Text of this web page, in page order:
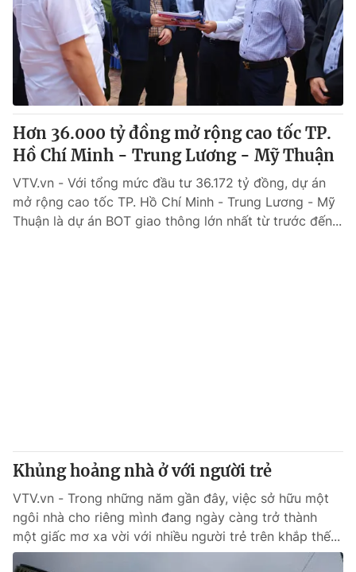
Hơn 36.000 tỷ đồng mở rộng cao tốc TP.
Hồ Chí Minh - Trung Lương - Mỹ Thuận
VTV.vn - Với tổng mức đầu tư 36.172 tỷ đồng, dự án
mở rộng cao tốc TP. Hồ Chí Minh - Trung Lương - Mỹ
Thuận là dự án BOT giao thông lớn nhất từ trước đến...
Khủng hoảng nhà ở với người trẻ
VTV.vn - Trong những năm gần đây, việc sở hữu một
ngôi nhà cho riêng mình đang ngày càng trở thành
một giấc mơ xa vời với nhiều người trẻ trên khắp thế...